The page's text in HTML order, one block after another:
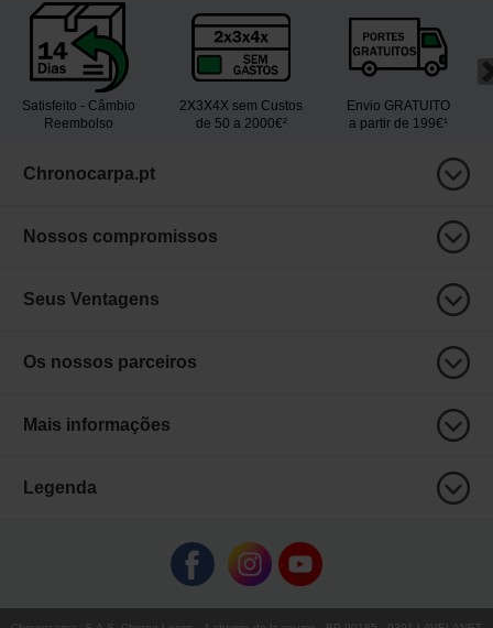
Satisfeito - Câmbio
Reembolso
2X3X4X sem Custos
de 50 a 2000€²
Envio GRATUITO
a partir de 199€¹
Chronocarpa.pt
Nossos compromissos
Seus Ventagens
Os nossos parceiros
Mais informações
Legenda